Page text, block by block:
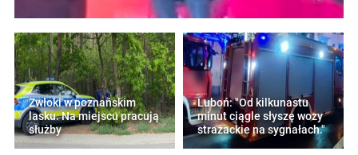
Zwłoki w poznańskim
lasku. Na miejscu pracują
służby
Luboń: "Od kilkunastu
minut ciągle słyszę wozy
strażackie na sygnałach."